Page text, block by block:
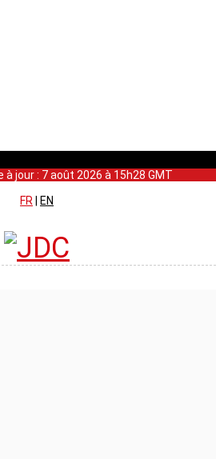
à jour : 7 août 2026 à 15h28 GMT
FR
EN